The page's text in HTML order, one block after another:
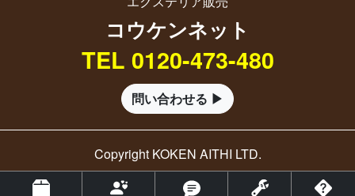
コウケンネット
TEL 0120-473-480
問い合わせる ▶
Copyright KOKEN AITHI LTD.